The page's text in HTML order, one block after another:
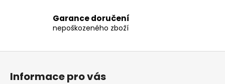
a
c
p
á
n
Garance doručení
nepoškozeného zboží
Informace pro vás